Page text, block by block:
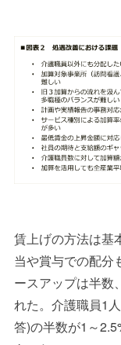
賃上げの方法は基
当や賞与での配分
ースアップは半数
れた。介護職員1
答)の半数が1 ～